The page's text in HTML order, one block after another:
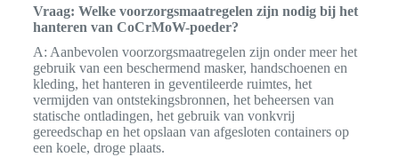
Vraag: Welke voorzorgsmaatregelen zijn nodig bij het
hanteren van CoCrMoW-poeder?
A: Aanbevolen voorzorgsmaatregelen zijn onder meer het
gebruik van een beschermend masker, handschoenen en
kleding, het hanteren in geventileerde ruimtes, het
vermijden van ontstekingsbronnen, het beheersen van
statische ontladingen, het gebruik van vonkvrij
gereedschap en het opslaan van afgesloten containers op
een koele, droge plaats.